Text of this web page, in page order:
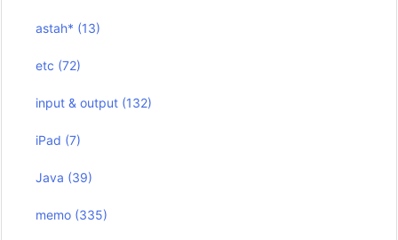
astah* (13)
etc (72)
input & output (132)
iPad (7)
Java (39)
memo (335)